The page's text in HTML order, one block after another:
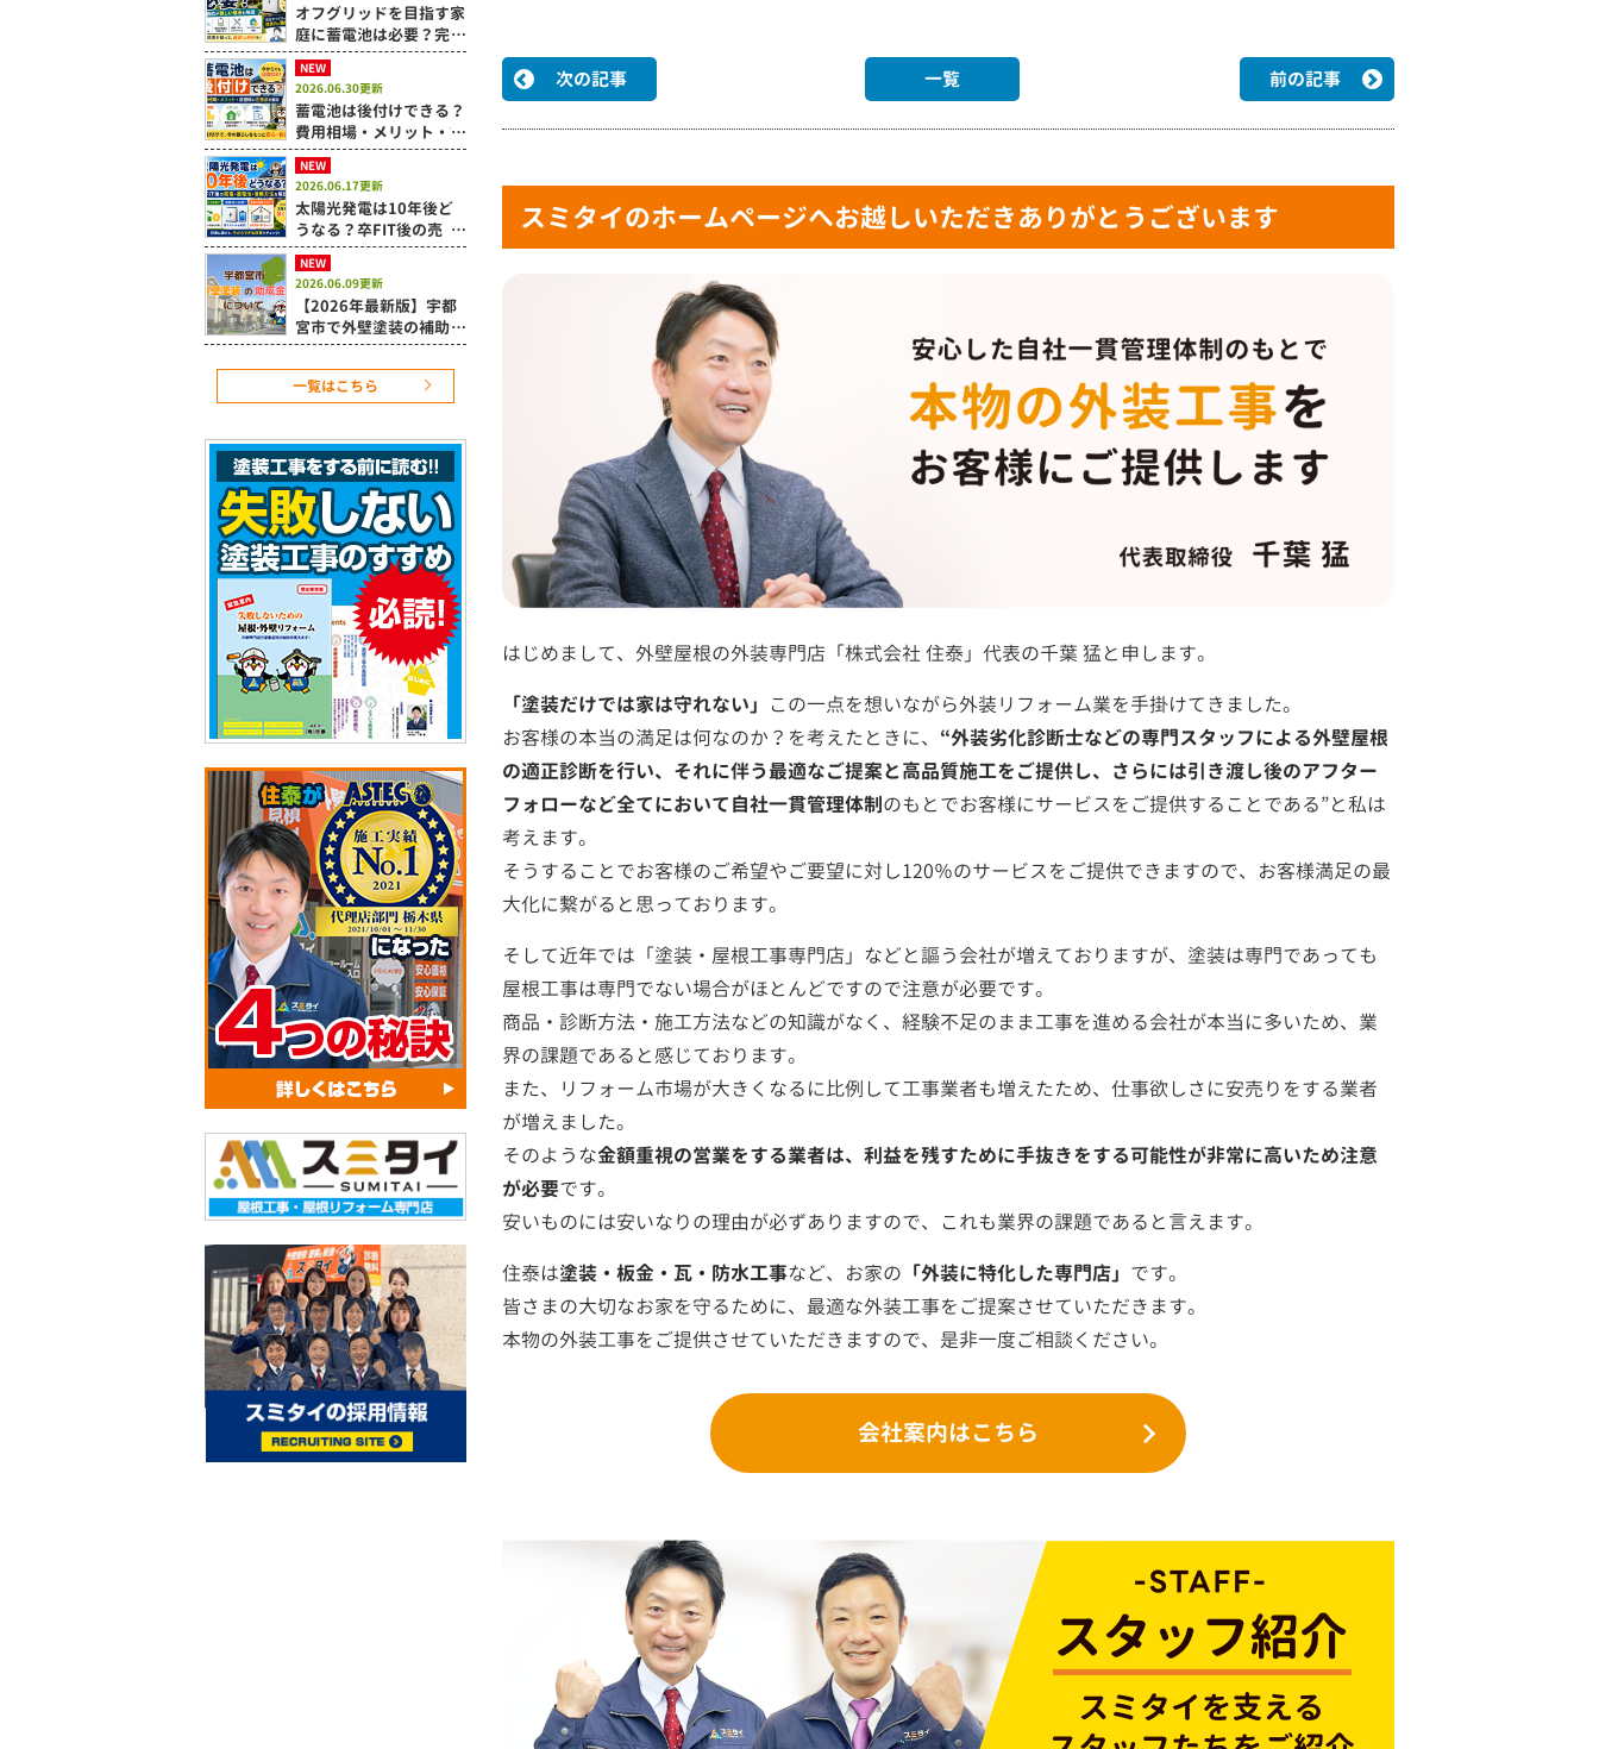
次の記事 一覧 前の記事
スミタイのホームページへお越しいただきありがとうございます
はじめまして、外壁屋根の外装専門店「株式会社 住泰」代表の千葉 猛と申します。
「塗装だけでは家は守れない」 この一点を想いながら外装リフォーム業を手掛けてきました。
お客様の本当の満足は何なのか？を考えたときに、 “外装劣化診断士などの専門スタッフによる外壁屋根
の適正診断を行い、それに伴う最適なご提案と高品質施工をご提供し、さらには引き渡し後のアフター
フォローなど全てにおいて自社一貫管理体制のもとでお客様にサービスをご提供することである”と私は
考えます。
そうすることでお客様のご希望やご要望に対し120％のサービスをご提供できますので、お客様満足の最
大化に繋がると思っております。
そして近年では「塗装・屋根工事専門店」などと謳う会社が増えておりますが、塗装は専門であっても
屋根工事は専門でない場合がほとんどですので注意が必要です。
商品・診断方法・施工方法などの知識がなく、経験不足のまま工事を進める会社が本当に多いため、業
界の課題であると感じております。
また、リフォーム市場が大きくなるに比例して工事業者も増えたため、仕事欲しさに安売りをする業者
が増えました。
そのような金額重視の営業をする業者は、利益を残すために手抜きをする可能性が非常に高いため注意
が必要です。
安いものには安いなりの理由が必ずありますので、これも業界の課題であると言えます。
住泰は塗装・板金・瓦・防水工事など、お家の 「外装に特化した専門店」 です。
皆さまの大切なお家を守るために、最適な外装工事をご提案させていただきます。
本物の外装工事をご提供させていただきますので、是非一度ご相談ください。
会社案内はこちら
オフグリッドを目指す家
庭に蓄電池は必要？完全
自給が難しい理由も解説
NEW
2026.06.30更新
蓄電池は後付けできる？
費用相場・メリット・設
置時の注意点を解説
NEW
2026.06.17更新
太陽光発電は10年後ど
うなる？卒FIT後の売
電・蓄電池・活用方法を
解説
NEW
2026.06.09更新
【2026年最新版】宇都
宮市で外壁塗装の補助金
は使える？令和8年度住
宅改修補助制度を解説
一覧はこちら